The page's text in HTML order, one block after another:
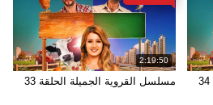
2:19:50
مسلسل القروية الجميلة الحلقة 33